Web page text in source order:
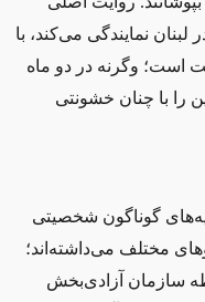
نمایندگی می‌کند، با
است؛ وگرنه در دو ماه
را با چنان خشونتی
گوناگون شخصیتی
مختلف می‌داشته‌اند؛
سازمان آزادی‌بخش